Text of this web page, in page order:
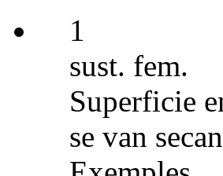
1
sust. fem.
Superficie
se van